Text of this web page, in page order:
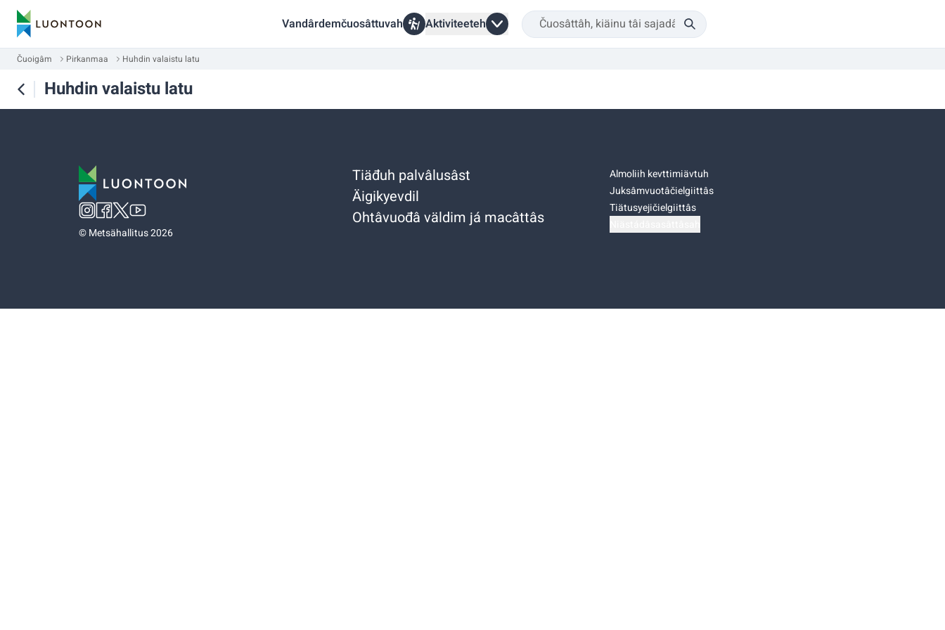
Vandârdemčuosâttuvah Aktiviteeteh
Čuoigâm Pirkanmaa Huhdin valaistu latu
Huhdin valaistu latu
©Metsähallitus 2026
Tiäđuh palvâlusâst
Äigikyevdil
Ohtâvuođâ väldim já macâttâs
Almoliih kevttimiävtuh
Juksâmvuotâčielgiittâs
Tiätusyejičielgiittâs